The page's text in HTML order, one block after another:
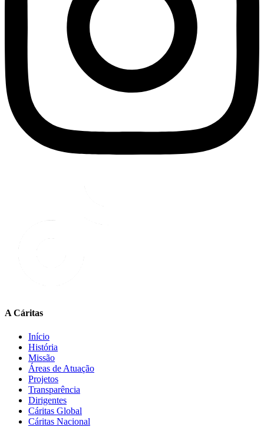
A Cáritas
Início
História
Missão
Áreas de Atuação
Projetos
Transparência
Dirigentes
Cáritas Global
Cáritas Nacional